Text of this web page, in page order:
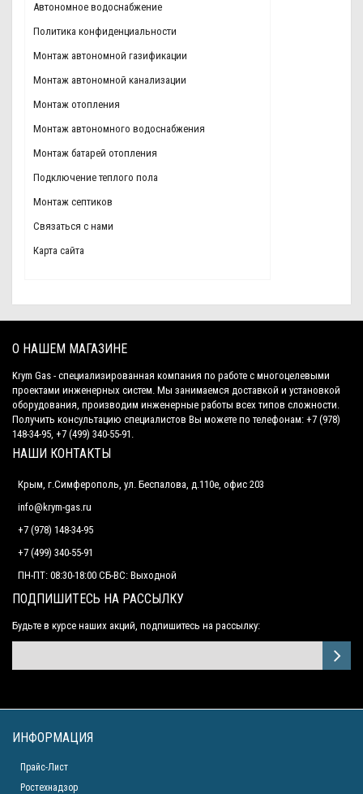
Автономное водоснабжение
Политика конфиденциальности
Монтаж автономной газификации
Монтаж автономной канализации
Монтаж отопления
Монтаж автономного водоснабжения
Монтаж батарей отопления
Подключение теплого пола
Монтаж септиков
Связаться с нами
Карта сайта
О НАШЕМ МАГАЗИНЕ
Krym Gas - специализированная компания по работе с многоцелевыми
проектами инженерных систем. Мы занимаемся доставкой и установкой
оборудования, производим инженерные работы всех типов сложности.
Получить консультацию специалистов Вы можете по телефонам: +7 (978)
148-34-95, +7 (499) 340-55-91.
НАШИ КОНТАКТЫ
Крым, г.Симферополь, ул. Беспалова, д.110е, офис 203
info@krym-gas.ru
+7 (978) 148-34-95
+7 (499) 340-55-91 ​
ПН-ПТ: 08:30-18:00 СБ-ВС: Выходной
ПОДПИШИТЕСЬ НА РАССЫЛКУ
Будьте в курсе наших акций, подпишитесь на рассылку:
ИНФОРМАЦИЯ
Прайс-Лист
Ростехнадзор